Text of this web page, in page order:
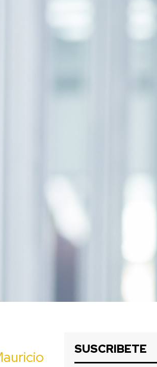
SUSCRIBETE